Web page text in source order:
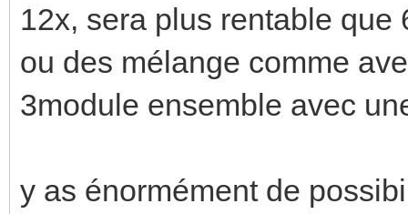
12x, sera plus rentable que
ou des mélange comme
3module ensemble avec
y as énormément de